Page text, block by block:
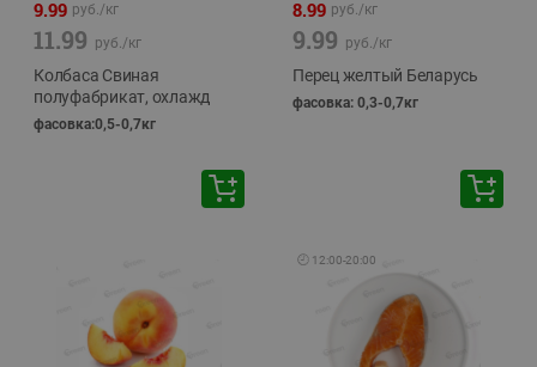
9.99 руб./кг
11.99 руб./кг
Колбаса Свиная
полуфабрикат, охлажд
фасовка:0,5-0,7кг
8.99 руб./кг
9.99 руб./кг
Перец желтый Беларусь
фасовка: 0,3-0,7кг
🕘 12:00-20:00